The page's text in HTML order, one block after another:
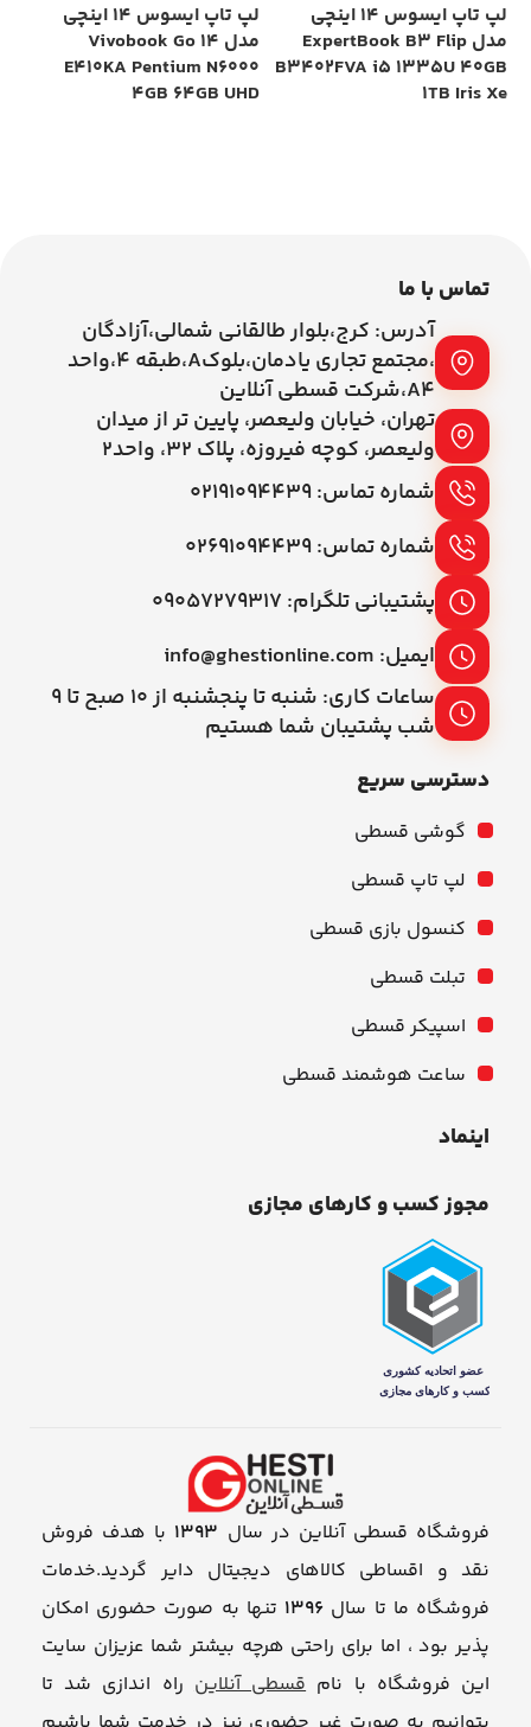
لپ تاپ ایسوس 14 اینچی
مدل ExpertBook B3 Flip
B3402FVA i5 1335U 40GB
1TB Iris Xe
لپ تاپ ایسوس 14 اینچی
مدل Vivobook Go 14
E410KA Pentium N6000
4GB 64GB UHD
تماس با ما
آدرس: کرج،بلوار طالقانی شمالی،آزادگان
،مجتمع تجاری یادمان،بلوکA،طبقه ۴،واحد
A4،شرکت قسطی آنلاین
تهران، خیابان ولیعصر، پایین تر از میدان
ولیعصر، کوچه فیروزه، پلاک 32، واحد2
شماره تماس: ۰۲۱۹۱۰۹۴۴۳۹
شماره تماس: ۰۲۶۹۱۰۹۴۴۳۹
پشتیبانی تلگرام: ۰۹۰۵۷۲۷۹۳۱۷
ایمیل: info@ghestionline.com
ساعات کاری: شنبه تا پنجشنبه از ۱۰ صبح تا ۹
شب پشتیبان شما هستیم
دسترسی سریع
گوشی قسطی
لپ تاپ قسطی
کنسول بازی قسطی
تبلت قسطی
اسپیکر قسطی
ساعت هوشمند قسطی
اینماد
مجوز کسب و کارهای مجازی
فروشگاه قسطی آنلاین در سال 1393 با هدف فروش
نقد و اقساطی کالاهای دیجیتال دایر گردید.خدمات
فروشگاه ما تا سال 1396 تنها به صورت حضوری امکان
پذیر بود ، اما برای راحتی هرچه بیشتر شما عزیزان سایت
این فروشگاه با نامقسطی آنلاین راه اندازی شد تا